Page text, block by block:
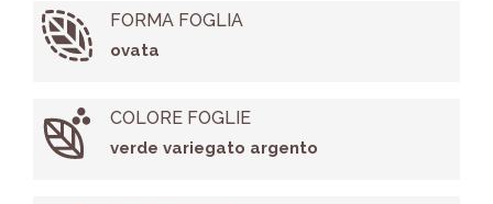
FORMA FOGLIA
ovata
COLORE FOGLIE
verde variegato argento